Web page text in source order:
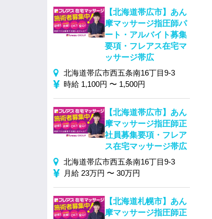
【北海道帯広市】あん
摩マッサージ指圧師パ
ート・アルバイト募集
要項・フレアス在宅マ
ッサージ帯広
北海道帯広市西五条南16丁目9-3
時給 1,100円 〜 1,500円
【北海道帯広市】あん
摩マッサージ指圧師正
社員募集要項・フレア
ス在宅マッサージ帯広
北海道帯広市西五条南16丁目9-3
月給 23万円 〜 30万円
【北海道札幌市】あん
摩マッサージ指圧師正